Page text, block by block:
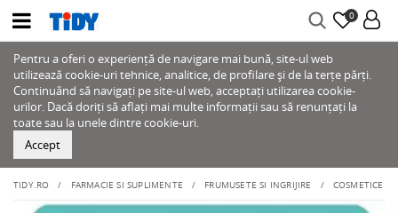
0
Pentru a oferi o experiență de navigare mai bună, site-ul web
utilizează cookie-uri tehnice, analitice, de profilare și de la terțe părți.
Continuând să navigați pe site-ul web, acceptați utilizarea cookie-
urilor. Dacă doriți să aflați mai multe informații sau să renunțați la
toate sau la unele dintre cookie-uri.
Accept
TIDY.RO FARMACIE SI SUPLIMENTE FRUMUSETE SI INGRIJIRE COSMETICE